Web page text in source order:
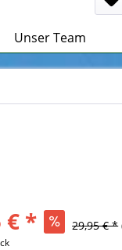
Unser Team
€ * 29,95 € *